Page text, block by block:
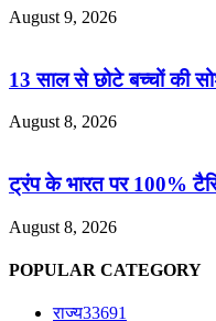
August 9, 2026
13 साल से छोटे बच्चों की
August 8, 2026
ट्रंप के भारत पर 100%
August 8, 2026
POPULAR CATEGORY
राज्य33691